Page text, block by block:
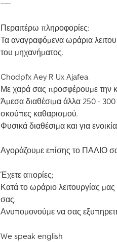
----
Περαιτέρω πληροφορίες:
Τα αναγραφόμενα ωράρια
του μηχανήματος.
Chodpfx Aey R Ux Ajafea
Με χαρά σας προσφέρουμε την
Άμεσα διαθέσιμα άλλα 250 -
σκούπες καθαρισμού.
Φυσικά διαθέσιμα και για
Αγοράζουμε επίσης το ΠΑΛΙΟ
Έχετε απορίες;
Κατά το ωράριο λειτουργίας
σας.
Ανυπομονούμε να σας
We speak english